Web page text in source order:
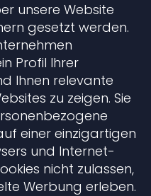
unsere Website
gesetzt werden.
Profil Ihrer
Ihnen relevante
zu zeigen. Sie
einer einzigartigen
und Internet-
nicht zulassen,
Werbung erleben.